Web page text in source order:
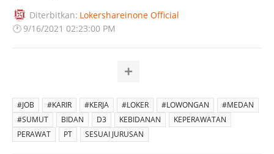
Diterbitkan: Lokershareinone Official
🕐 9/16/2021 02:23:00 PM
#JOB #KARIR #KERJA #LOKER #LOWONGAN
#MEDAN
#SUMUT
BIDAN D3 KEBIDANAN
KEPERAWATAN
PERAWAT
PT SESUAI JURUSAN